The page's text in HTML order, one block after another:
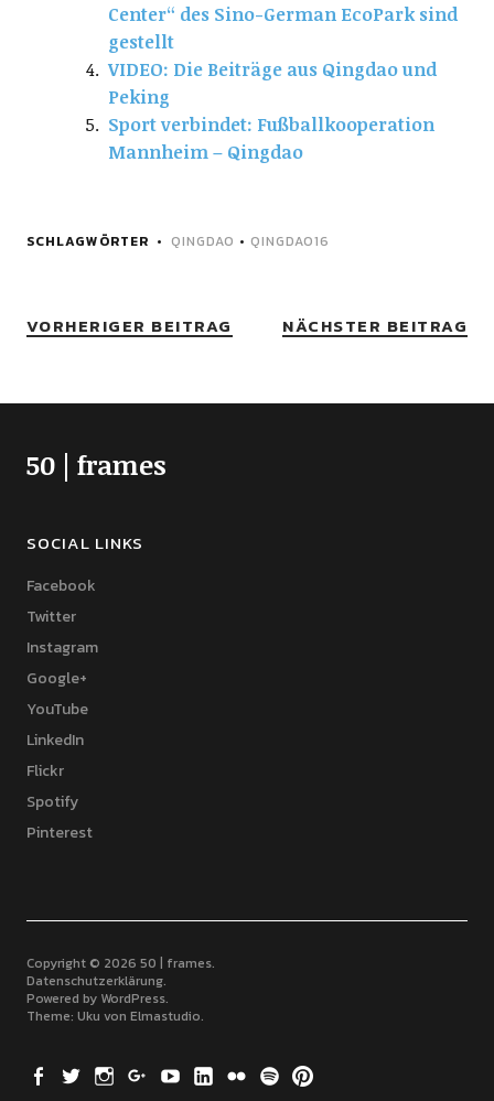
Center“ des Sino-German EcoPark sind
gestellt
VIDEO: Die Beiträge aus Qingdao und
Peking
Sport verbindet: Fußballkooperation
Mannheim – Qingdao
SCHLAGWÖRTER QINGDAO • QINGDAO16
VORHERIGER BEITRAG NÄCHSTER BEITRAG
50 | frames
SOCIAL LINKS
Facebook
Twitter
Instagram
Google+
YouTube
LinkedIn
Flickr
Spotify
Pinterest
Copyright © 2026 50 | frames
Datenschutzerklärung
Powered by WordPress
Theme: Uku von Elmastudio